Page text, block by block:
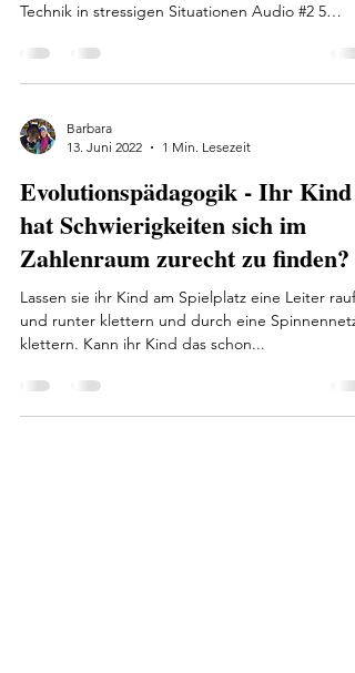
Technik in stressigen Situationen Audio #2 5
Barbara
13. Juni 2022
1 Min. Lesezeit
Evolutionspädagogik - Ihr Kind
hat Schwierigkeiten sich im
Zahlenraum zurecht zu finden?
Lassen sie ihr Kind am Spielplatz eine Leiter rauf
und runter klettern und durch eine Spinnennetz
klettern. Kann ihr Kind das schon...